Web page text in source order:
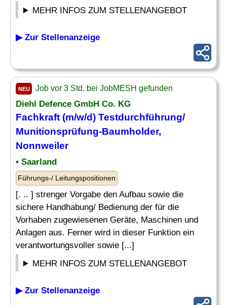
MEHR INFOS ZUM STELLENANGEBOT
▶ Zur Stellenanzeige
NEU Job vor 3 Std. bei JobMESH gefunden
Diehl Defence GmbH Co. KG
Fachkraft (m/w/d) Testdurchführung/
Munitionsprüfung-Baumholder,
Nonnweiler
• Saarland
Führungs-/ Leitungspositionen
[. .. ] strenger Vorgabe den Aufbau sowie die
sichere Handhabung/ Bedienung der für die
Vorhaben zugewiesenen Geräte, Maschinen und
Anlagen aus. Ferner wird in dieser Funktion ein
verantwortungsvoller sowie [...]
MEHR INFOS ZUM STELLENANGEBOT
▶ Zur Stellenanzeige